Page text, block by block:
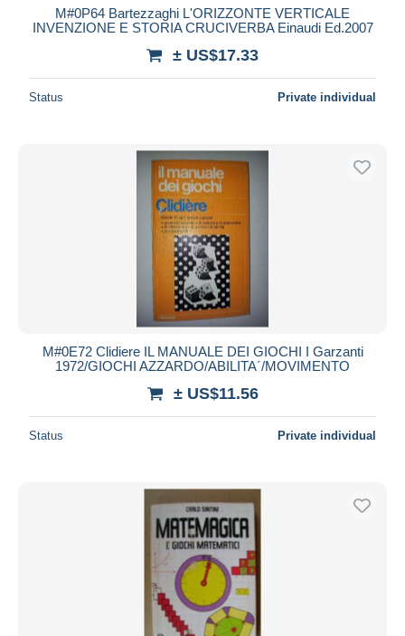
M#0P64 Bartezzaghi L'ORIZZONTE VERTICALE
INVENZIONE E STORIA CRUCIVERBA Einaudi Ed.2007
± US$17.33
Status Private individual
M#0E72 Clidiere IL MANUALE DEI GIOCHI I Garzanti
1972/GIOCHI AZZARDO/ABILITA´/MOVIMENTO
± US$11.56
Status Private individual